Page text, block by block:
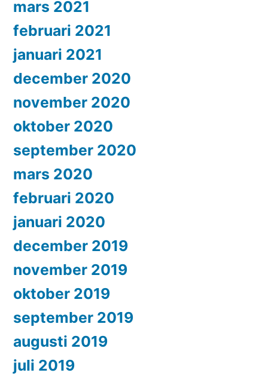
mars 2021
februari 2021
januari 2021
december 2020
november 2020
oktober 2020
september 2020
mars 2020
februari 2020
januari 2020
december 2019
november 2019
oktober 2019
september 2019
augusti 2019
juli 2019